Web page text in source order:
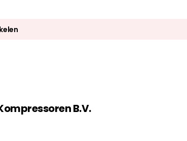
B.V.